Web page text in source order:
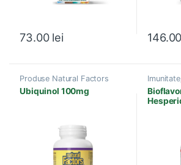
73.00 lei 146.00
Produse Natural Factors
Ubiquinol 100mg
Imunitate
Produse
Sistem